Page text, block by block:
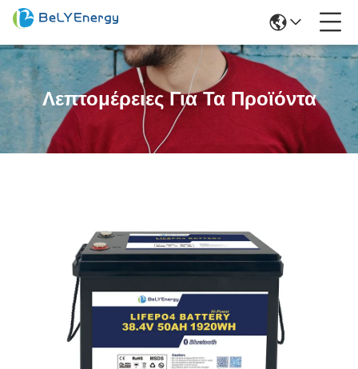
Λεπτομέρειες Για Τα Προϊόντα